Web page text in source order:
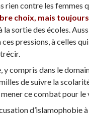
rien contre les femmes
choix, mais
la sortie des écoles.
ces pressions, à celles
y compris dans le
de suivre la
ce combat pour le